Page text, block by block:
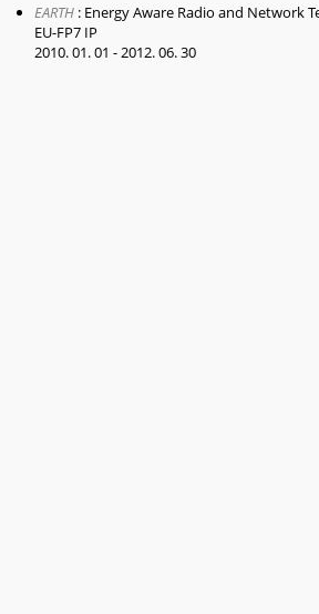
EARTH : Energy Aware Radio and Network
EU-FP7 IP
2010. 01. 01 - 2012. 06. 30